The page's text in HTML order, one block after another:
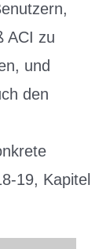
ACI zu
und
den
19, Kapitel